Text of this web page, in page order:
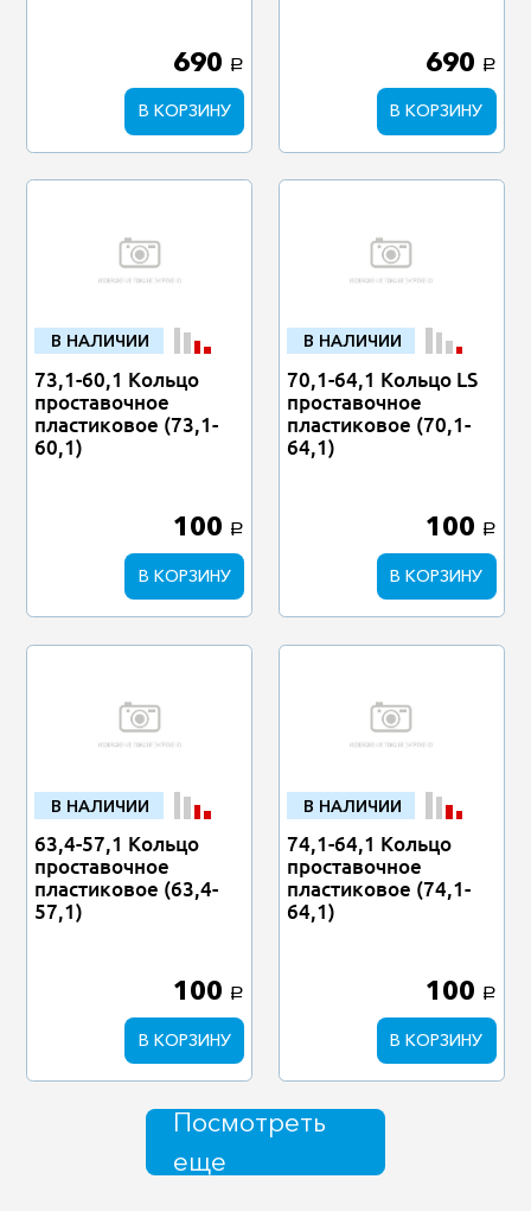
690 a
В КОРЗИНУ
690 a
В КОРЗИНУ
В НАЛИЧИИ
73,1-60,1 Кольцо
проставочное
пластиковое (73,1-
60,1)
100 a
В КОРЗИНУ
В НАЛИЧИИ
70,1-64,1 Кольцо LS
проставочное
пластиковое (70,1-
64,1)
100 a
В КОРЗИНУ
В НАЛИЧИИ
63,4-57,1 Кольцо
проставочное
пластиковое (63,4-
57,1)
100 a
В КОРЗИНУ
В НАЛИЧИИ
74,1-64,1 Кольцо
проставочное
пластиковое (74,1-
64,1)
100 a
В КОРЗИНУ
Посмотреть
еще